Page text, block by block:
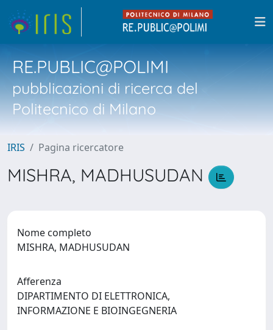
RE.PUBLIC@POLIMI
pubblicazioni di ricerca del
Politecnico di Milano
IRIS Pagina ricercatore
MISHRA, MADHUSUDAN
Nome completo
MISHRA, MADHUSUDAN
Afferenza
DIPARTIMENTO DI ELETTRONICA,
INFORMAZIONE E BIOINGEGNERIA